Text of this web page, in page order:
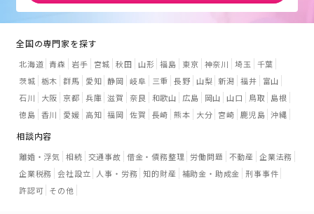
全国の専門家を探す
北海道 青森 岩手 宮城 秋田 山形 福島 東京 神奈川 埼玉
千葉
茨城 栃木 群馬 愛知 静岡 岐阜 三重 長野 山梨 新潟 福井
富山
石川
大阪 京都 兵庫 滋賀 奈良 和歌山 広島 岡山 山口 鳥取
島根
徳島 香川 愛媛 高知 福岡 佐賀 長崎 熊本 大分 宮崎 鹿児島 沖縄
相談内容
離婚・浮気 相続 交通事故 借金・債務整理 労働問題 不動産 企業法務
企業税務 会社設立 人事・労務 知的財産 補助金・助成金 刑事事件
許認可 その他